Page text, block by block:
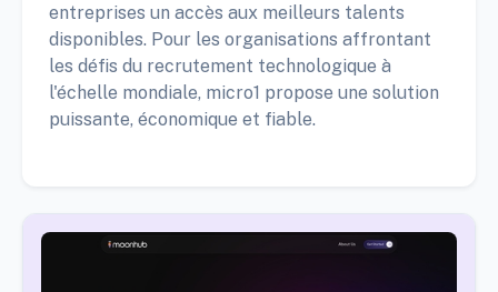
entreprises un accès aux meilleurs talents
disponibles. Pour les organisations affrontant
les défis du recrutement technologique à
l'échelle mondiale, micro1 propose une solution
puissante, économique et fiable.